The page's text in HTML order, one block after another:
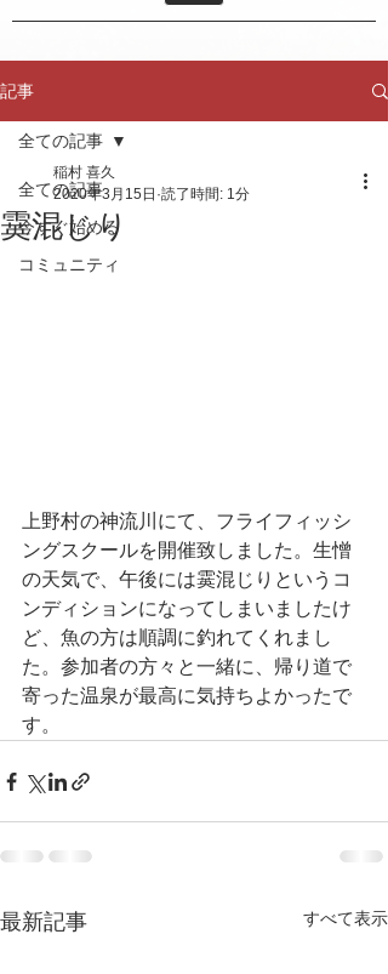
記事
全ての記事
今すぐ始める
コミュニティ
全ての記事
霙混じり
稲村 喜久
2020年3月15日 読了時間: 1分
上野村の神流川にて、フライフィッシ
ングスクールを開催致しました。生憎
の天気で、午後には霙混じりというコ
ンディションになってしまいましたけ
ど、魚の方は順調に釣れてくれまし
た。参加者の方々と一緒に、帰り道で
寄った温泉が最高に気持ちよかったで
す。
最新記事 すべて表示